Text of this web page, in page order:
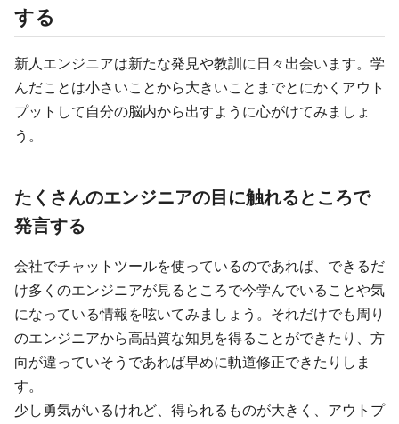
する
新人エンジニアは新たな発見や教訓に日々出会います。学
んだことは小さいことから大きいことまでとにかくアウト
プットして自分の脳内から出すように心がけてみましょ
う。
たくさんのエンジニアの目に触れるところで
発言する
会社でチャットツールを使っているのであれば、できるだ
け多くのエンジニアが見るところで今学んでいることや気
になっている情報を呟いてみましょう。それだけでも周り
のエンジニアから高品質な知見を得ることができたり、方
向が違っていそうであれば早めに軌道修正できたりしま
す。
少し勇気がいるけれど、得られるものが大きく、アウトプ